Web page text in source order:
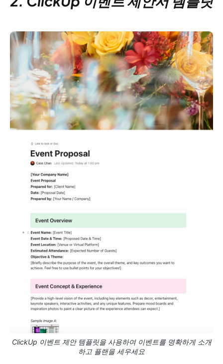
ClickUp 이벤트 제안 템플릿을 사용하여 이벤트를 명확하게 소개
하고 플랜을 세우세요